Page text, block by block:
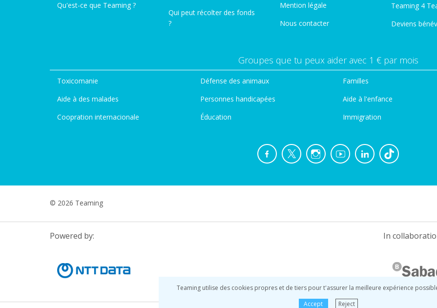
Teaming utilise des cookies propres et de tiers pour t'assurer la meilleure expérience
Accept
Reject
Qu'est-ce que Teaming ?
Qui peut récolter des fonds
?
Mention légale
Nous contacter
Teaming 4
Deviens
Groupes que tu peux aider avec 1 € par mois
Toxicomanie
Aide à des malades
Coopration internacionale
Défense des animaux
Personnes handicapées
Éducation
Familles
Aide à l'enfance
Immigration
© 2026 Teaming
Powered by: In